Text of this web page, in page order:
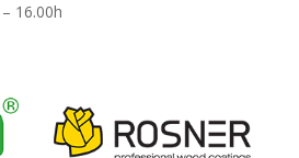
16.00h